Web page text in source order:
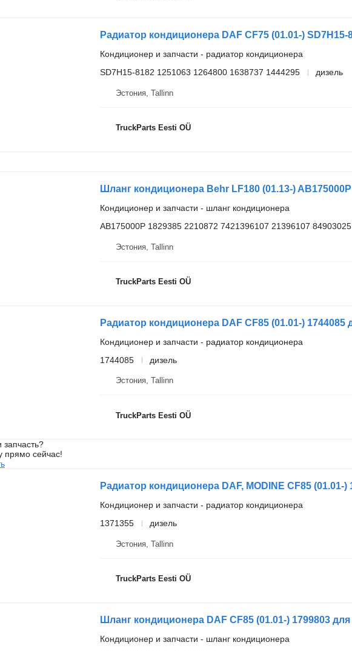
Кондиционер и запчасти - радиатор кондиционера
SD7H15-8182 1251063 1264800 1638737 1444295
дизель
Эстония, Tallinn
TruckParts Eesti OÜ
Кондиционер и запчасти - шланг кондиционера
AB175000P 1829385 2210872 7421396107 21396107 84903025
Эстония, Tallinn
TruckParts Eesti OÜ
Кондиционер и запчасти - радиатор кондиционера
1744085
дизель
Эстония, Tallinn
TruckParts Eesti OÜ
прямо сейчас!
Кондиционер и запчасти - радиатор кондиционера
1371355
дизель
Эстония, Tallinn
TruckParts Eesti OÜ
Кондиционер и запчасти - шланг кондиционера